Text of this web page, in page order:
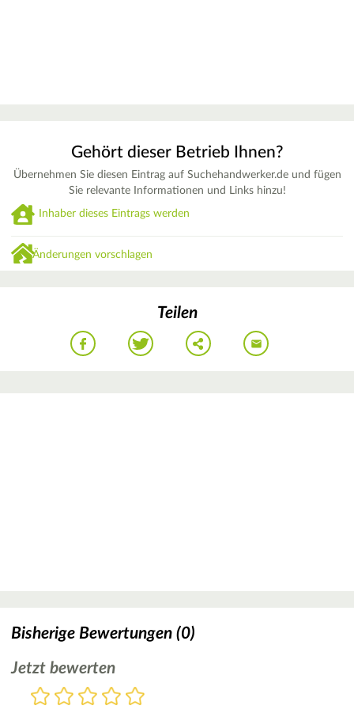
Gehört dieser Betrieb Ihnen?
Übernehmen Sie diesen Eintrag auf Suchehandwerker.de und fügen
Sie relevante Informationen und Links hinzu!
Inhaber dieses Eintrags werden
Änderungen vorschlagen
Teilen
Bisherige Bewertungen (0)
Jetzt bewerten
Bewertung
5
4
3
2
1